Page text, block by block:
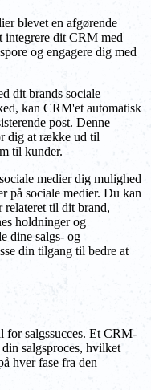
blevet en afgørende
integrere dit CRM med
og engagere dig med
dit brands sociale
kan CRM'et automatisk
post. Denne
dig at række ud til
til kunder.
medier dig mulighed
på sociale medier. Du kan
relateret til dit brand,
holdninger og
dine salgs- og
din tilgang til bedre at
for salgssucces. Et CRM-
salgsproces, hvilket
hver fase fra den